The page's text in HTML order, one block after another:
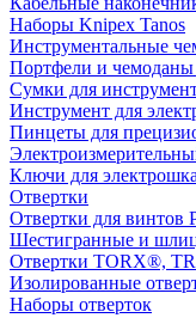
Наборы Knipex Tanos
Инструментальные
Портфели и чемоданы
Сумки для
Инструмент для
Пинцеты для
Ключи для
Отвертки
Отвертки для винтов
Шестигранные и
Отвертки TORX®,
Изолированные
Наборы отверток